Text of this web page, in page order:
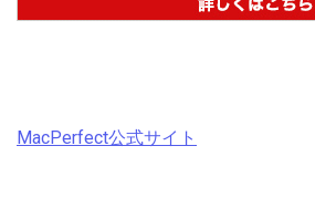
MacPerfect公式サイト